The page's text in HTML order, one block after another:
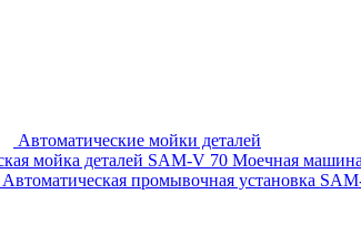
Автоматические мойки деталей
мойка деталей SAM-V 70 Моечная
Автоматическая промывочная установка